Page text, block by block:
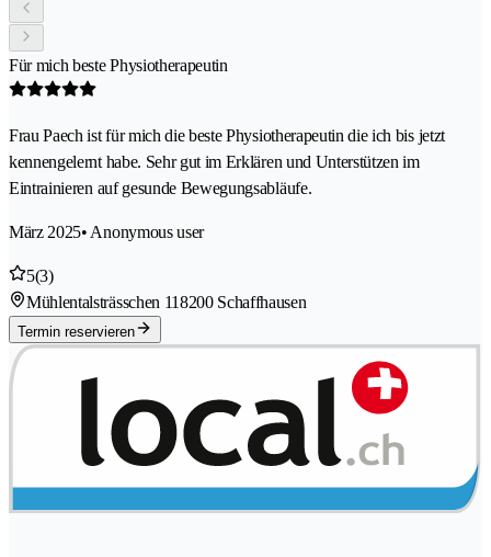
Für mich beste Physiotherapeutin
Frau Paech ist für mich die beste Physiotherapeutin die ich bis jetzt
kennengelernt habe. Sehr gut im Erklären und Unterstützen im
Eintrainieren auf gesunde Bewegungsabläufe.
März 2025• Anonymous user
5(3)
Mühlentalsträsschen 118200 Schaffhausen
Termin reservieren